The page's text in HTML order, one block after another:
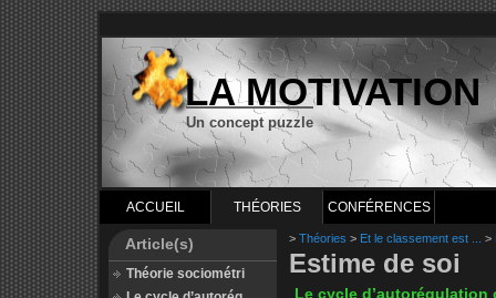
LA MOTIVATION
Un concept puzzle
ACCUEIL THÉORIES CONFÉRENCES
Article(s)
Théorie sociométri
> Théories > Et le classement est ... >
Estime de soi
Le cycle d’autorégulation